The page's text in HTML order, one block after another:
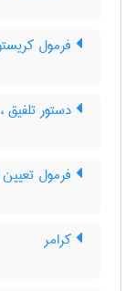
فرمول
دستور
فرمول
کرامر